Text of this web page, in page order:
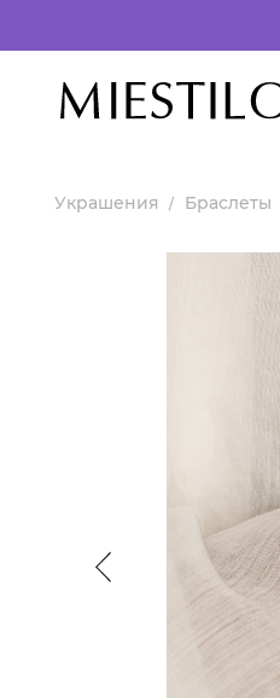
Украшения Браслеты